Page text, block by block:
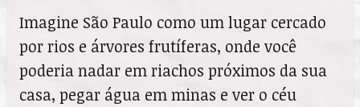
Imagine São Paulo como um lugar cercado
por rios e árvores frutíferas, onde você
poderia nadar em riachos próximos da sua
casa, pegar água em minas e ver o céu